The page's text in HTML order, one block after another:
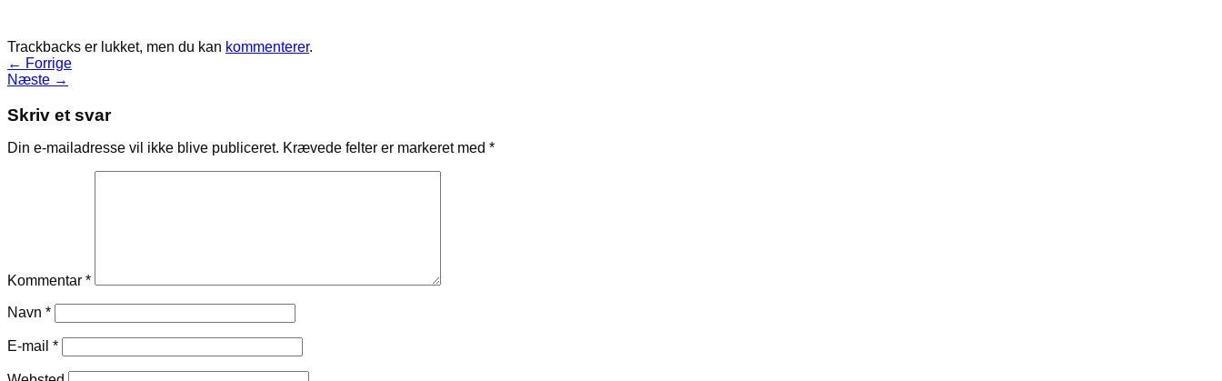
Trackbacks er lukket, men du kan kommenterer.
← Forrige
Næste →
Skriv et svar
Din e-mailadresse vil ikke blive publiceret. Krævede felter er markeret med *
Kommentar *
Navn *
E-mail *